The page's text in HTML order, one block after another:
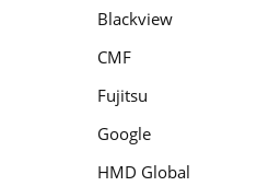
Blackview
CMF
Fujitsu
Google
HMD Global